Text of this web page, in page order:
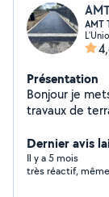
AMT
Présentation
Bonjour je
travaux de
enrobé,
Dernier avis
Il y a 5 mois
très réactif,